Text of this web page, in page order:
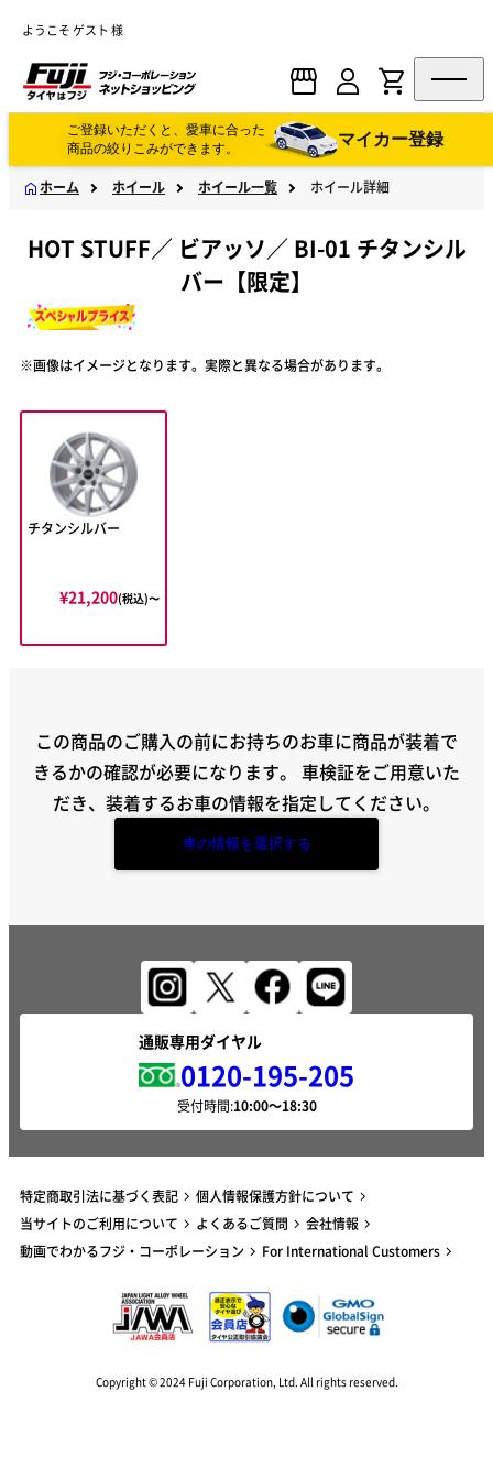
ようこそ ゲスト 様
ご登録いただくと、愛車に合った
商品の絞りこみができます。
マイカー登録
ホーム ホイール ホイール一覧 ホイール詳細
HOT STUFF／ ビアッソ／ BI-01 チタンシル
バー【限定】
※画像はイメージとなります。実際と異なる場合があります。
チタンシルバー
¥21,200(税込)〜
この商品のご購入の前にお持ちのお車に商品が装着で
きるかの確認が必要になります。 車検証をご用意いた
だき、装着するお車の情報を指定してください。
車の情報を選択する
通販専用ダイヤル
0120-195-205
受付時間:
特定商取引法に基づく表記
個人情報保護方針について
当サイトのご利用について
よくあるご質問
会社情報
動画でわかるフジ・コーポレーション
For International Customers
Copyright © 2024 Fuji Corporation, Ltd. All rights reserved.